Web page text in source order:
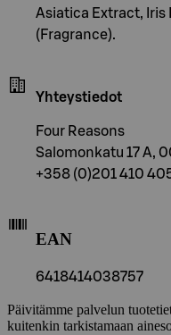
Asiatica Extract, Iris
(Fragrance).
Yhteystiedot
Four Reasons
Salomonkatu 17 A,
+358 (0)201 410
EAN
6418414038757
Päivitämme palvelun
kuitenkin tarkistamaan